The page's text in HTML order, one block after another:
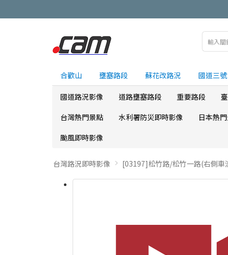
合歡山 壅塞路段 蘇花改路況 國道三號
國道路況影像 道路壅塞路段 重要路段
台灣熱門景點
水利署防災即時影像 日本熱
颱風即時影像
台灣路況即時影像 [03197]松竹路/松竹一路(右側車